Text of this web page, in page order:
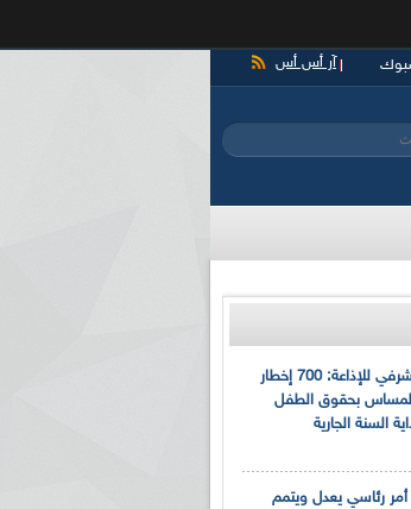
آر أس أس
البحث
مريم شرفي للإذاعة: 700 إخطار
بحقوق الطفل
السنة الجارية
رئاسي يعدل ويتمم